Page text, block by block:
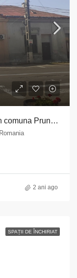
Spațiu comercial de închiriat situat în comuna Prundu Bârgăului, str. Principală, nr. 156, județul Bistrița Năsăud
2 ani ago
SPAȚII DE ÎNCHIRIAT